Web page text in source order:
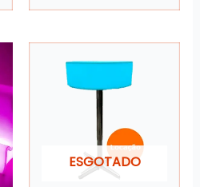
ESGOTADO